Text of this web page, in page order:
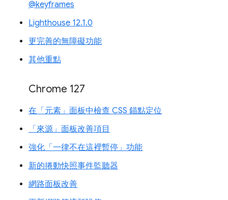
@keyframes
Lighthouse 12.1.0
更完善的無障礙功能
其他重點
Chrome 127
在「元素」面板中檢查 CSS 錨點定位
「來源」面板改善項目
強化「一律不在這裡暫停」功能
新的捲動快照事件監聽器
網路面板改善